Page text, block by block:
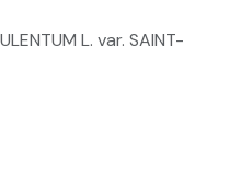
L. var. SAINT-